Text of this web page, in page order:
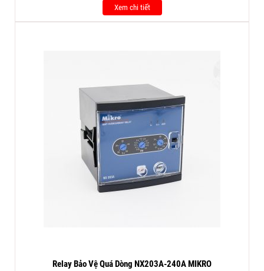
Xem chi tiết
Relay Bảo Vệ Quá Dòng NX203A-240A MIKRO